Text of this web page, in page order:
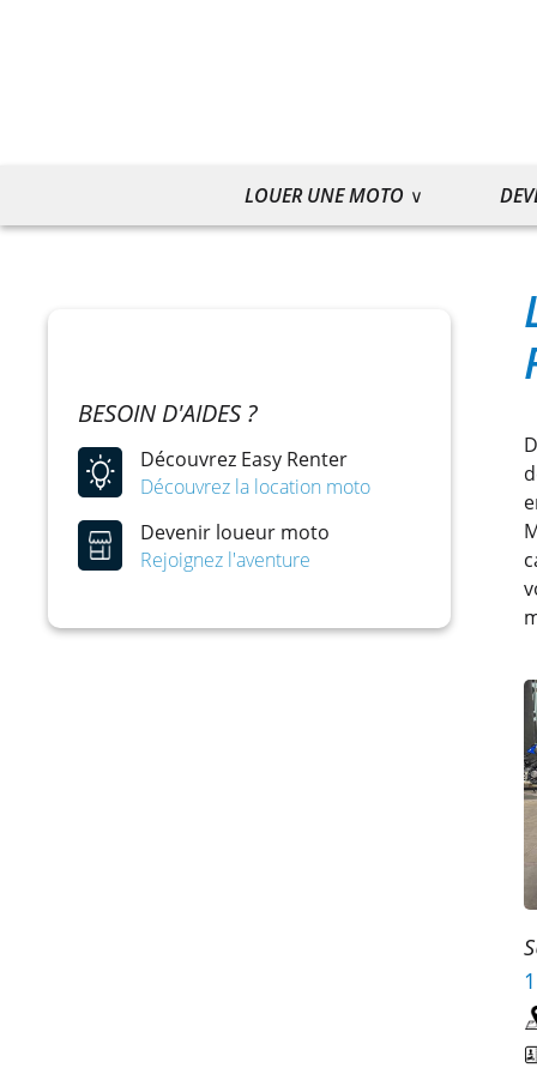
LOUER UNE MOTO
BESOIN D'AIDES ?
Découvrez Easy Renter
Découvrez la location moto
Devenir loueur moto
Rejoignez l'aventure